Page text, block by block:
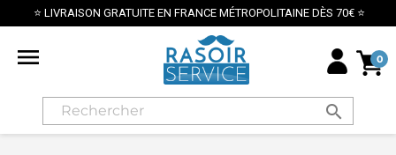
GRATUITE EN FRANCE MÉTROPOLITAINE DÈS 70€ ⭐
 0
search